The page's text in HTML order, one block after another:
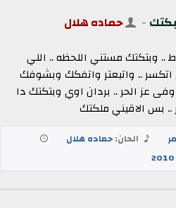
- حماده هلال
وبتكتك مستني اللحظه .. اللي
اتكسر .. واتبعتر واتفكك وبشوفك
عز الحر .. بردان اوي وبتكتك دا
.. بس الاقيني ملكتك
الحان:حماده هلال
2010